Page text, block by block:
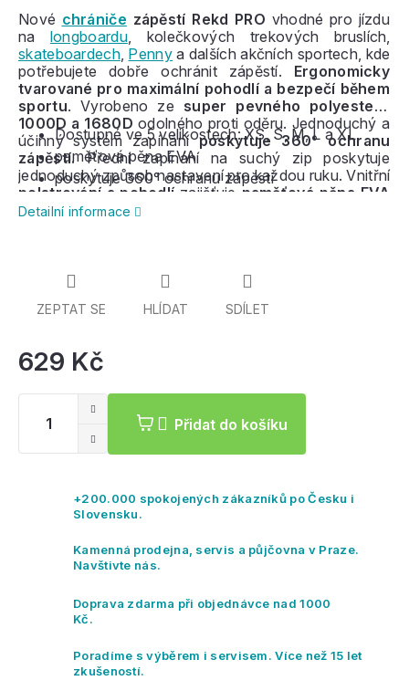
629 Kč
Přidat do košíku
Nové chrániče zápěstí Rekd PRO vhodné pro jízdu
na longboardu, kolečkových trekových bruslích,
skateboardech, Pennya dalších akčních sportech, kde
potřebujete dobře ochránit zápěstí. Ergonomicky
tvarované pro maximální pohodlí a bezpečí během
sportu. Vyrobeno ze super pevného polyesteru
1000D a 1680D odolného proti oděru. Jednoduchý a
účinný systém zapínáníposkytuje 360° ochranu
zápěstí.Přední zapínání na suchý zip poskytuje
jednoduchý způsob nastavení pro každou ruku. Vnitřní
polstrování a pohodlí zajišťuje paměťová pěna EVA
v tloušťce 6mm.
Dostupné ve 5 velikostech: XS, S, M, L a XL
paměťová pěna EVA
poskytuje 360° ochranu zápěstí
Detailní informace
ZEPTAT SE HLÍDAT SDÍLET
+200.000 spokojených zákazníků po Česku i
Slovensku.
Kamenná prodejna, servis a půjčovna v Praze.
Navštivte nás.
Doprava zdarma při objednávce nad 1000
Kč.
Poradíme s výběrem i servisem. Více než 15 let
zkušeností.